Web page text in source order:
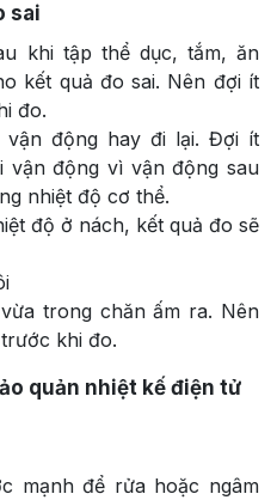
sai
khi tập thể dục, tắm, ăn
kết quả đo sai. Nên đợi ít
đo.
động hay đi lại. Đợi ít
vận động vì vận động sau
nhiệt độ cơ thể.
độ ở nách, kết quả đo sẽ
trong chăn ấm ra. Nên
khi đo.
quản nhiệt kế điện tử
mạnh để rửa hoặc ngâm